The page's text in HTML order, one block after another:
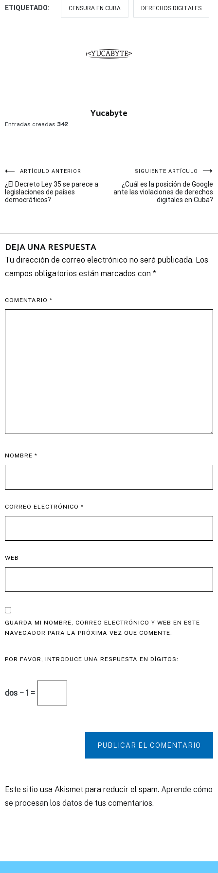
ETIQUETADO: CENSURA EN CUBA DERECHOS DIGITALES
Yucabyte
Entradas creadas 342
Navegación
de
ARTÍCULO ANTERIOR
¿El Decreto Ley 35 se parece a
legislaciones de países
democráticos?
SIGUIENTE ARTÍCULO
¿Cuál es la posición de Google
ante las violaciones de derechos
digitales en Cuba?
DEJA UNA RESPUESTA
Tu dirección de correo electrónico no será publicada. Los
campos obligatorios están marcados con *
COMENTARIO *
NOMBRE *
CORREO ELECTRÓNICO *
WEB
GUARDA MI NOMBRE, CORREO ELECTRÓNICO Y WEB EN ESTE
NAVEGADOR PARA LA PRÓXIMA VEZ QUE COMENTE.
POR FAVOR, INTRODUCE UNA RESPUESTA EN DÍGITOS:
dos − 1 =
PUBLICAR EL COMENTARIO
Este sitio usa Akismet para reducir el spam. Aprende cómo
se procesan los datos de tus comentarios.